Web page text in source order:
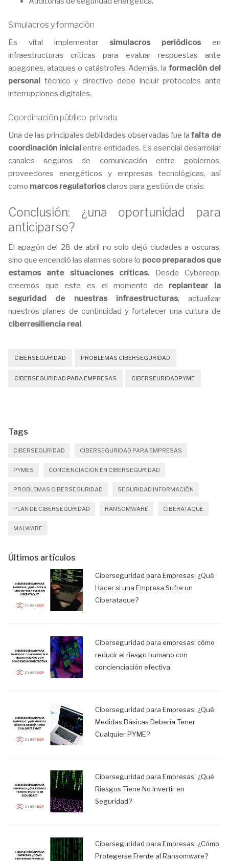
Simulacros y formación
Es vital implementar simulacros periódicosen
infraestructuras críticas para evaluar respuestas ante
apagones, ataques o catástrofes. Además, laformación del
personal técnico y directivo debe incluir protocolos ante
interrupciones digitales.
Coordinación público-privada
Una de las principales debilidades observadas fue lafalta de
coordinación inicialentre entidades. Es esencial desarrollar
canales seguros de comunicación entre gobiernos,
proveedores energéticos y empresas tecnológicas, así
como marcos regulatoriosclaros para gestión de crisis.
Conclusión: ¿una oportunidad para
anticiparse?
El apagón del 28 de abril no solo dejó ciudades a oscuras,
sino que encendió las alarmas sobre lo poco preparados que
estamos ante situaciones críticas. Desde Cybereop,
creemos que este es el momento de replantear la
seguridad de nuestras infraestructuras, actualizar
nuestros planes de continuidad y fortalecer una cultura de
ciberresiliencia real.
CIBERSEGURIDAD PROBLEMAS CIBERSEGURIDAD
CIBERSEGURIDAD PARA EMPRESAS CIBERSEURIDADPYME
Tags
CIBERSEGURIDAD CIBERSEGURIDAD PARA EMPRESAS
PYMES CONCIENCIACION EN CIBERSEGURIDAD
PROBLEMAS CIBERSEGURIDAD SEGURIDAD INFORMACIÓN
PLAN DE CIBERSEGURIDAD RANSOMWARE CIBERATAQUE
MALWARE
Últimos artículos
Ciberseguridad para Empresas: ¿Qué
Hacer si una Empresa Sufre un
Ciberataque?
Ciberseguridad para empresas: cómo
reducir el riesgo humano con
concienciación efectiva
Ciberseguridad para Empresas: ¿Qué
Medidas Básicas Debería Tener
Cualquier PYME?
Ciberseguridad para Empresas: ¿Qué
Riesgos Tiene No Invertir en
Seguridad?
Ciberseguridad para Empresas: ¿Cómo
Protegerse Frente al Ransomware?